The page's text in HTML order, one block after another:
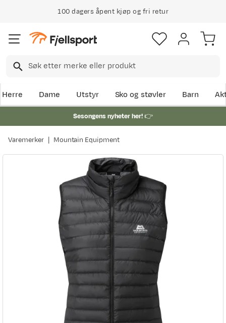
100 dagers åpent kjøp og fri retur
Herre Dame Utstyr Sko og støvler Barn
Sesongens nyheter her!👉
Varemerker Mountain Equipment